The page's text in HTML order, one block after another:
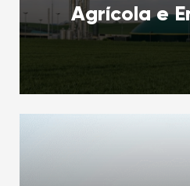
Agrícola e